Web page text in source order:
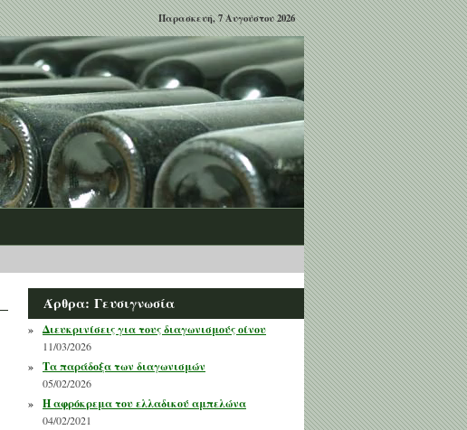
Παρασκευή, 7 Αυγούστου 2026
Άρθρα: Γευσιγνωσία
» Διευκρινίσεις για τους διαγωνισμούς οίνου
11/03/2026
» Τα παράδοξα των διαγωνισμών
05/02/2026
» Η αφρόκρεμα του ελλαδικού αμπελώνα
04/02/2021